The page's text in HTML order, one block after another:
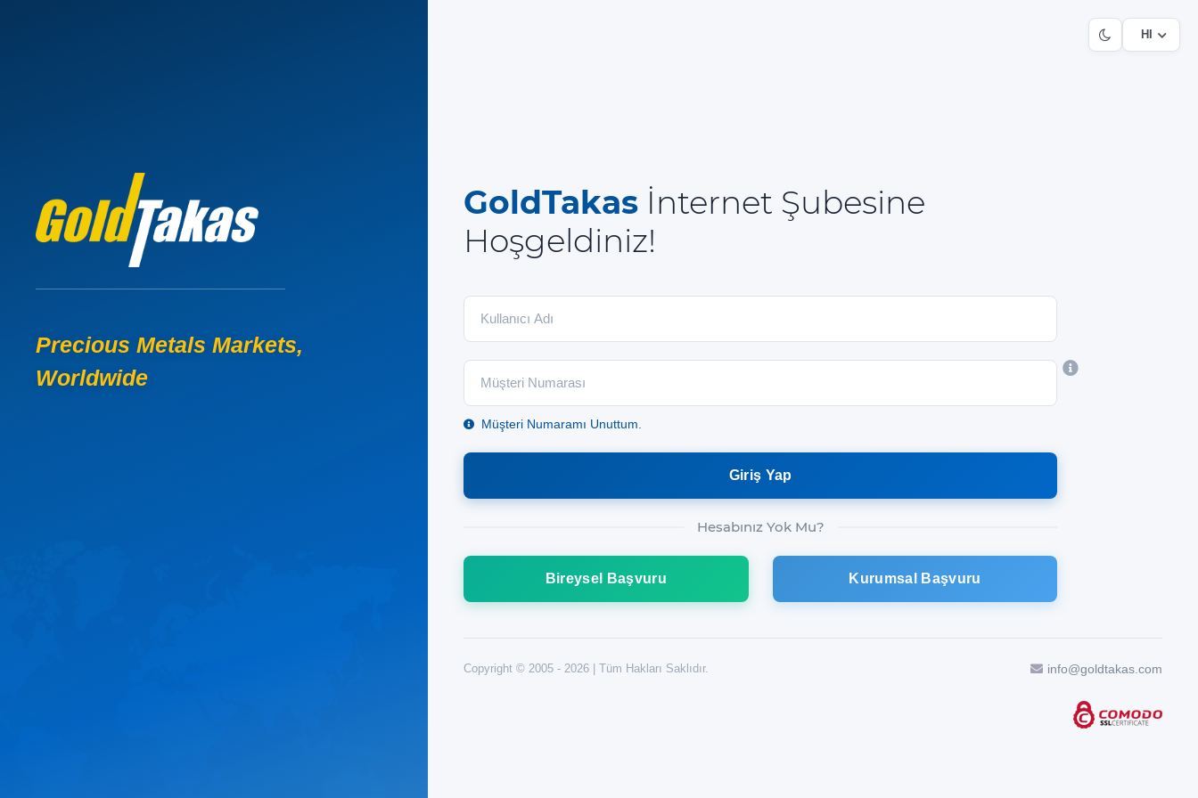
Precious Metals Markets,
Worldwide
HI
GoldTakas İnternet Şubesine
Hoşgeldiniz!
Müşteri Numaramı Unuttum.
Hesabınız Yok Mu?
Bireysel Başvuru Kurumsal Başvuru
Copyright © 2005 - 2026 Tüm Hakları Saklıdır. info@goldtakas.com